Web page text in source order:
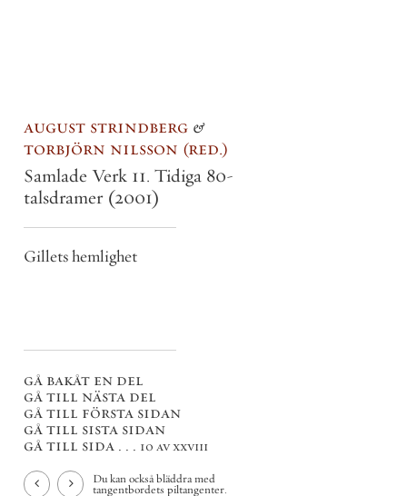
august strindberg &
torbjörn nilsson red.
Samlade Verk 11. Tidiga 80-
talsdramer (2001)
Gillets hemlighet
gå bakåt en del
gå till nästa del
gå till första sidan
gå till sista sidan
gå till sida . . . 10 av xxviii
Du kan också bläddra med
tangentbordets piltangenter.